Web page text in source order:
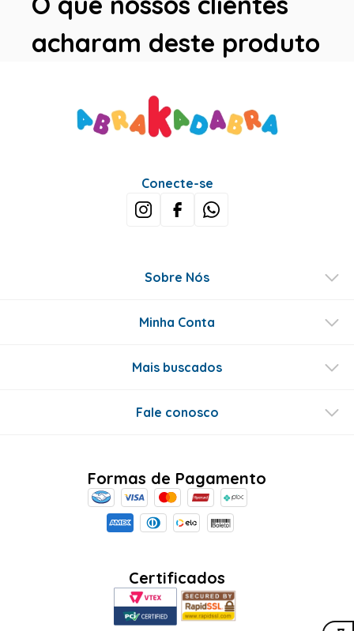
acharam deste produto
Conecte-se
Sobre Nós
Minha Conta
Mais buscados
Fale conosco
Formas de Pagamento
Certificados